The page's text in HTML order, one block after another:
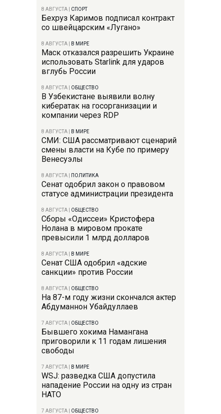
8 АВГУСТА СПОРТ
Бехруз Каримов подписал контракт
со швейцарским «Лугано»
8 АВГУСТА В МИРЕ
Маск отказался разрешить Украине
использовать Starlink для ударов
вглубь России
8 АВГУСТА ОБЩЕСТВО
В Узбекистане выявили волну
кибератак на госорганизации и
компании через RDP
8 АВГУСТА В МИРЕ
СМИ: США рассматривают сценарий
смены власти на Кубе по примеру
Венесуэлы
8 АВГУСТА ПОЛИТИКА
Сенат одобрил закон о правовом
статусе администрации президента
8 АВГУСТА ОБЩЕСТВО
Сборы «Одиссеи» Кристофера
Нолана в мировом прокате
превысили 1 млрд долларов
8 АВГУСТА В МИРЕ
Сенат США одобрил «адские
санкции» против России
8 АВГУСТА ОБЩЕСТВО
На 87-м году жизни скончался актер
Абдуманнон Убайдуллаев
7 АВГУСТА ОБЩЕСТВО
Бывшего хокима Намангана
приговорили к 11 годам лишения
свободы
7 АВГУСТА В МИРЕ
WSJ: разведка США допустила
нападение России на одну из стран
НАТО
7 АВГУСТА ОБЩЕСТВО